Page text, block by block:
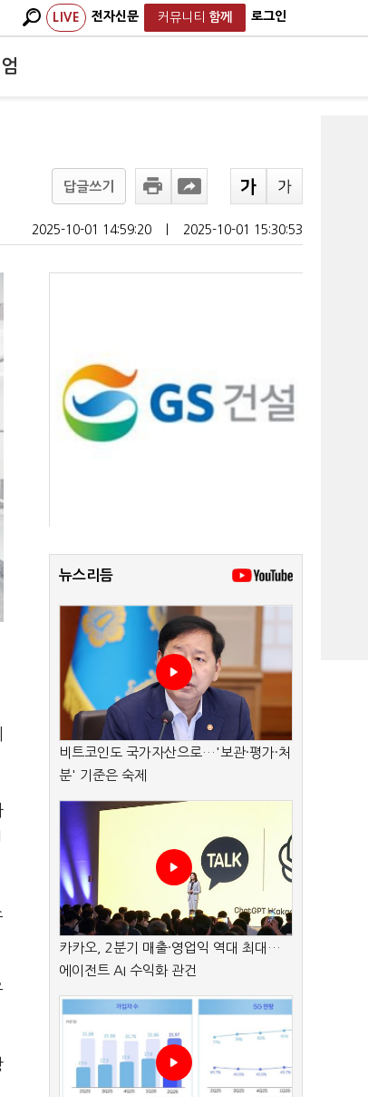
LIVE 전자신문 커뮤니티 함께 로그인
답글쓰기
2025-10-01 14:59:20 2025-10-01 15:30:53
뉴스리듬
비트코인도 국가자산으로…'보관·평가·처
분' 기준은 숙제
카카오, 2분기 매출·영업익 역대 최대…
에이전트 AI 수익화 관건